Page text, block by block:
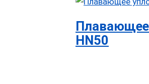
Плавающее
HN50